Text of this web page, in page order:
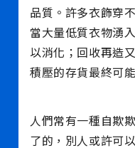
品質。許多衣飾穿
當大量低質衣物湧
以消化；回收再造
積壓的存貨最終可
人們常有一種自欺
了的，別人或許可